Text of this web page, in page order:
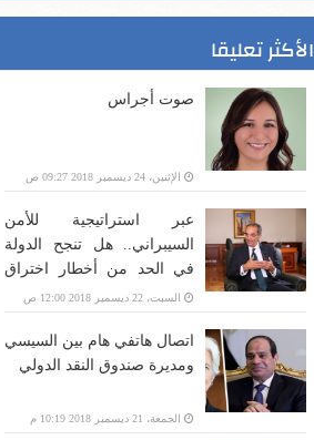
الأكثر تعليقا
صوت أجراس
الإثنين، 24 ديسمبر 2018 09:27 ص
عبر استراتيجية للأمن
السيبراني.. هل تنجح الدولة
في الحد من أخطار اختراق
بنية الاتصالات؟
السبت، 22 ديسمبر 2018 12:00 ص
اتصال هاتفي هام بين السيسي
ومديرة صندوق النقد الدولي
الجمعة، 21 ديسمبر 2018 10:19 م